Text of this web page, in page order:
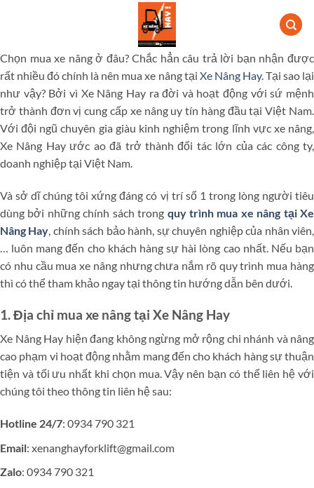
dung
Chọn mua xe nâng ở đâu? Chắc hẳn câu trả lời bạn nhận được
rất nhiều đó chính là nên mua xe nâng tại Xe Nâng Hay. Tại sao lại
như vậy? Bởi vì Xe Nâng Hay ra đời và hoạt động với sứ mệnh
trở thành đơn vị cung cấp xe nâng uy tín hàng đầu tại Việt Nam.
Với đội ngũ chuyên gia giàu kinh nghiệm trong lĩnh vực xe nâng,
Xe Nâng Hay ước ao đã trở thành đối tác lớn của các công ty,
doanh nghiệp tại Việt Nam.
Và sở dĩ chúng tôi xứng đáng có vị trí số 1 trong lòng người tiêu
dùng bởi những chính sách trong quy trình mua xe nâng tại Xe
Nâng Hay , chính sách bảo hành, sự chuyên nghiệp của nhân viên,
… luôn mang đến cho khách hàng sự hài lòng cao nhất. Nếu bạn
có nhu cầu mua xe nâng nhưng chưa nắm rõ quy trình mua hàng
thì có thể tham khảo ngay tại thông tin hướng dẫn bên dưới.
1. Địa chỉ mua xe nâng tại Xe Nâng Hay
Xe Nâng Hay hiện đang không ngừng mở rộng chi nhánh và nâng
cao phạm vi hoạt động nhằm mang đến cho khách hàng sự thuận
tiện và tối ưu nhất khi chọn mua. Vậy nên bạn có thể liên hệ với
chúng tôi theo thông tin liên hệ sau:
Hotline 24/7: 0934 790 321
Email: xenanghayforklift@gmail.com
Zalo: 0934 790 321